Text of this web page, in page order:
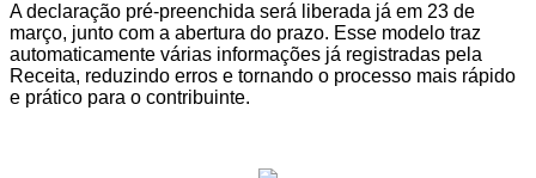
A declaração pré-preenchida será liberada já em 23 de
março, junto com a abertura do prazo. Esse modelo traz
automaticamente várias informações já registradas pela
Receita, reduzindo erros e tornando o processo mais rápido
e prático para o contribuinte.